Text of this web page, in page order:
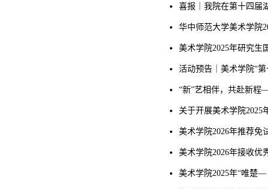
喜报｜我院在第十四届
华中师范大学美术学院
美术学院2025年研究生
活动预告｜美术学院“
“新”艺相伴，共赴新程
关于开展美术学院2025
美术学院2026年推荐免
美术学院2026年接收优
美术学院2025年“唯楚